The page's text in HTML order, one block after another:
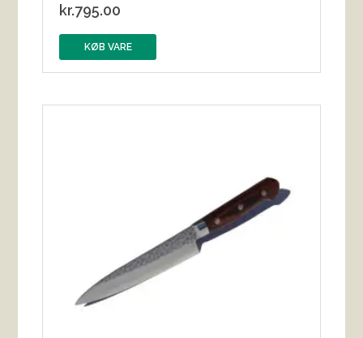
kr.795.00
KØB VARE